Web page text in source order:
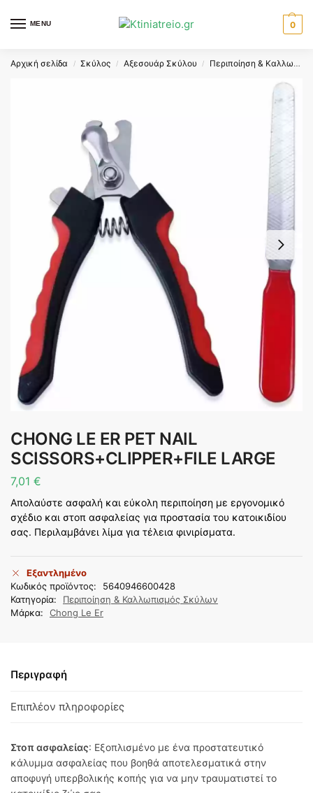
MENU 0
Αρχική σελίδα / Σκύλος / Αξεσουάρ Σκύλου / Περιποίηση & Καλλωπισμός Σκύλων
CHONG LE ER PET NAIL
SCISSORS+CLIPPER+FILE LARGE
7,01 €
Απολαύστε ασφαλή και εύκολη περιποίηση με εργονομικό
σχέδιο και στοπ ασφαλείας για προστασία του κατοικιδίου
σας. Περιλαμβάνει λίμα για τέλεια φινιρίσματα.
Εξαντλημένο
Κωδικός προϊόντος:
5640946600428
Κατηγορία:
Περιποίηση & Καλλωπισμός Σκύλων
Μάρκα:
Chong Le Er
Περιγραφή
Επιπλέον πληροφορίες
Στοπ ασφαλείας: Εξοπλισμένο με ένα προστατευτικό
κάλυμμα ασφαλείας που βοηθά αποτελεσματικά στην
αποφυγή υπερβολικής κοπής για να μην τραυματιστεί το